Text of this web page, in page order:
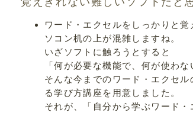
ワード・エクセルをしっかりと
ソコン机の上が混雑しますね。
いざソフトに触ろうとすると
「何が必要な機能で、何が使わ
そんな今までのワード・エクセ
る学び方講座を用意しました。
それが、「自分から学ぶワード・